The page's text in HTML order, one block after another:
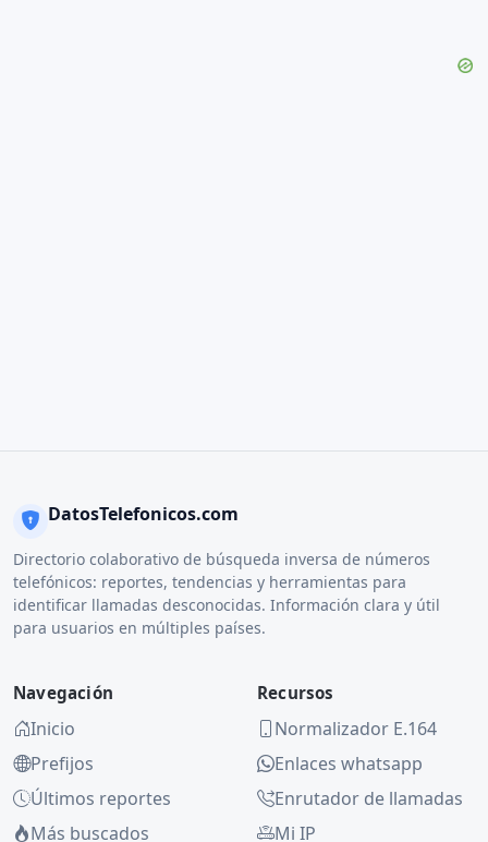
DatosTelefonicos.com
Directorio colaborativo de búsqueda inversa de números
telefónicos: reportes, tendencias y herramientas para
identificar llamadas desconocidas. Información clara y útil
para usuarios en múltiples países.
Navegación
Inicio
Prefijos
Últimos reportes
Más buscados
Recursos
Normalizador E.164
Enlaces whatsapp
Enrutador de llamadas
Mi IP